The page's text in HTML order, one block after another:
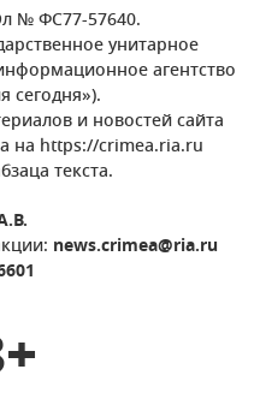
№ ФС77-57640.
унитарное
агентство
сегодня»).
и новостей сайта
на https://crimea.ria.ru
текста.
news.crimea@ria.ru